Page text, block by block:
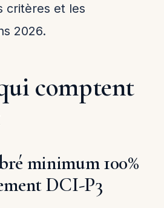
critères et les
2026.
comptent
minimum 100%
DCI-P3